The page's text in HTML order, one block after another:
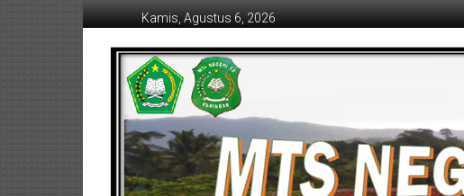
ke
konten
Kamis, Agustus 6, 2026
MTSN
12
KUNINGAN